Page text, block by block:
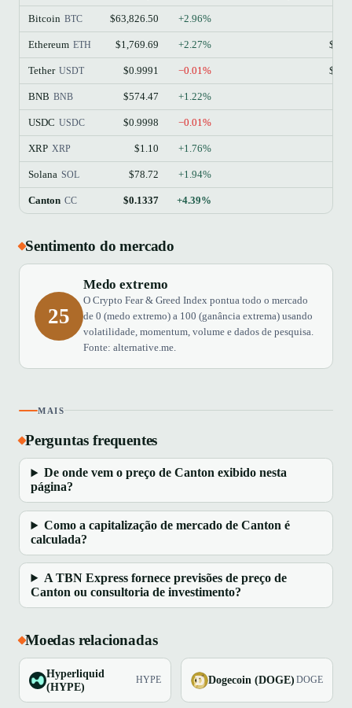
Bitcoin BTC $63,826.50 +2.96%
Ethereum ETH $1,769.69 +2.27%
Tether USDT $0.9991 −0.01%
BNB BNB $574.47 +1.22%
USDC USDC $0.9998 −0.01%
XRP XRP $1.10 +1.76%
Solana SOL $78.72 +1.94%
Canton CC $0.1337 +4.39%
Sentimento do mercado
25
Medo extremo
O Crypto Fear & Greed Index pontua todo o mercado
de 0 (medo extremo) a 100 (ganância extrema) usando
volatilidade, momentum, volume e dados de pesquisa.
Fonte: alternative.me.
MAIS
Perguntas frequentes
De onde vem o preço de Canton exibido nesta
página?
Como a capitalização de mercado de Canton é
calculada?
A TBN Express fornece previsões de preço de
Canton ou consultoria de investimento?
Moedas relacionadas
Hyperliquid
(HYPE)
HYPE Dogecoin (DOGE) DOGE